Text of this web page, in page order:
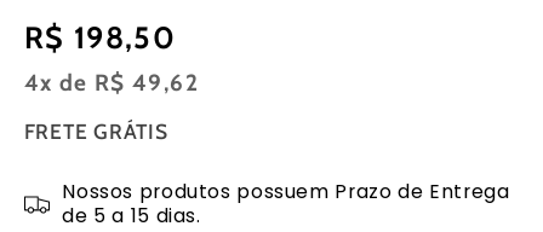
Preço
normal
R$ 198,50
4x de R$ 49,62
FRETE GRÁTIS
Nossos produtos possuem Prazo de Entrega
de 5 a 15 dias.